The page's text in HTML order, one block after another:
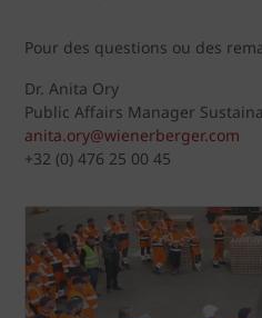
Pour des questions ou des
Dr. Anita Ory
Public Affairs Manager
anita.ory@wienerberger.com
+32 (0) 476 25 00 45